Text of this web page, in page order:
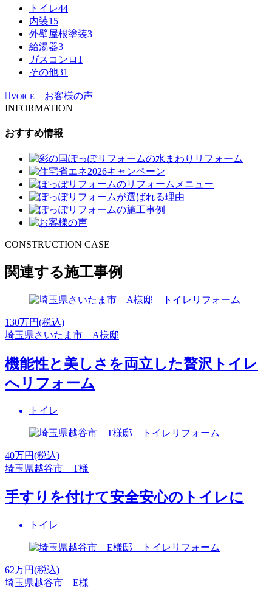
トイレ44
内装15
外壁屋根塗装3
給湯器3
ガスコンロ 1
その他31
VOICE
お客様の声
INFORMATION
おすすめ情報
CONSTRUCTION CASE
関連する施工事例
130万円(税込)
埼玉県さいたま市 A様邸
機能性と美しさを両立した贅沢トイレ
へリフォーム
トイレ
40万円(税込)
埼玉県越谷市 T様
手すりを付けて安全安心のトイレに
トイレ
62万円(税込)
埼玉県越谷市 E様